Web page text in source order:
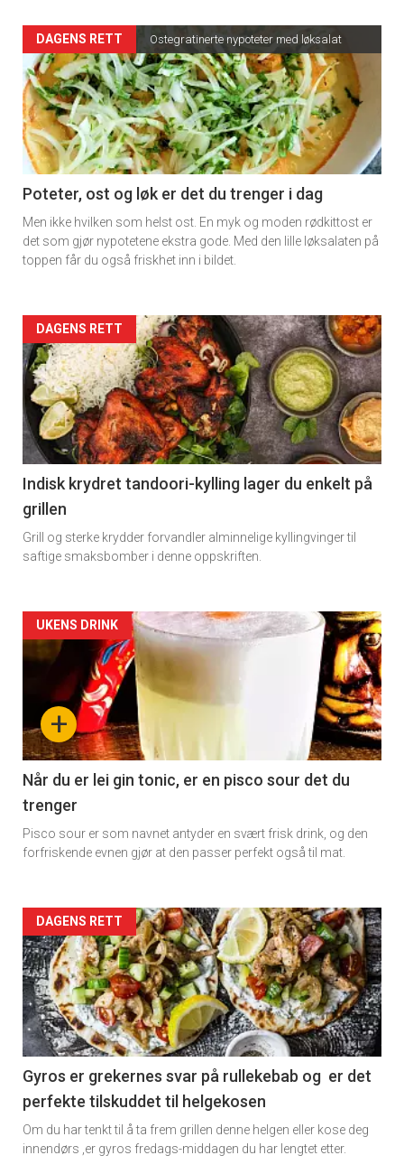
Artikler
detail
-
section
11
DAGENS RETT Ostegratinerte nypoteter med løksalat
Poteter, ost og løk er det du trenger i dag
Men ikke hvilken som helst ost. En myk og moden rødkittost er
det som gjør nypotetene ekstra gode. Med den lille løksalaten på
toppen får du også friskhet inn i bildet.
Artikler
detail
-
section
11
Dagens
rett
DAGENS RETT
Indisk krydret tandoori-kylling lager du enkelt på
grillen
Grill og sterke krydder forvandler alminnelige kyllingvinger til
saftige smaksbomber i denne oppskriften.
Artikler
detail
section
11
Dagens
rett
+
UKENS DRINK
Når du er lei gin tonic, er en pisco sour det du
trenger
Pisco sour er som navnet antyder en svært frisk drink, og den
forfriskende evnen gjør at den passer perfekt også til mat.
Artikler
detail
-
section
11
Ukens
vin
DAGENS RETT
Gyros er grekernes svar på rullekebab og er det
perfekte tilskuddet til helgekosen
Om du har tenkt til å ta frem grillen denne helgen eller kose deg
innendørs ,er gyros fredags-middagen du har lengtet etter.